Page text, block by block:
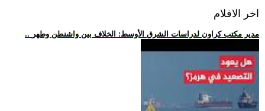
اخر الافلام
.. مدير مكتب كراون لدراسات الشرق الأوسط: الخلاف بين واشنطن وطهر